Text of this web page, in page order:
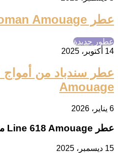
عطر Myths Woman Amouage من أمواج
عطور جديدة
14 أكتوبر، 2025
Amouage
6 يناير، 2026
عطر Line 618 Amouage من أمواج
15 ديسمبر، 2025